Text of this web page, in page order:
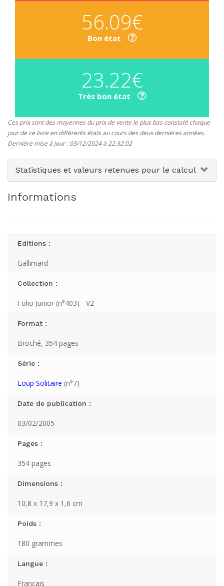
56.09€
Bon état
23.22€
Très bon état
Ces prix sont des moyennes du prix de vente le plus bas constaté chaque
jour de ce livre en différents états au cours des deux dernières années.
Dernière mise à jour : 03/12/2024 à 22:32:02
Statistiques et valeurs retenues pour le calcul
Informations
Editions :
Gallimard
Collection :
Folio Junior (n°403) - V2
Format :
Broché, 354 pages
Série :
Loup Solitaire (n°7)
Date de publication :
03/02/2005
Pages :
354 pages
Dimensions :
10,8 x 17,9 x 1,6 cm
Poids :
180 grammes
Langue :
Français